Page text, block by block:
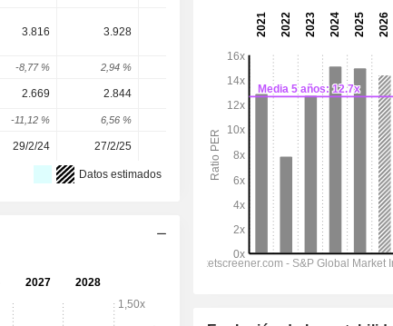
3.816 3.928 4.055 4.432
-8,77 % 2,94 % 2,65 % 9,31 %
2.669 2.844 2.947 3.257
-11,12 % 6,56 % 2,2 % 10,53 %
29/2/24 27/2/25 11/3/26
Datos estimados